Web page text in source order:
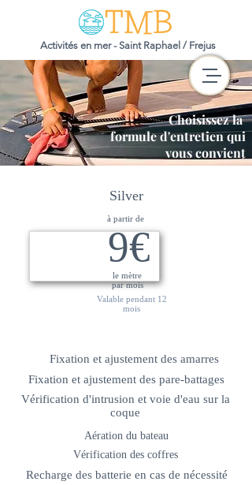
Activités en mer - Saint Raphael / Frejus
Choisissez la
formule d'entretien qui
vous convient
Valable pendant 12
mois
à partir de
le mètre
par mois
9€
Silver
Fixation et ajustement des amarres
Fixation et ajustement des pare-battages
Vérification d'intrusion et voie d'eau sur la
coque
Aération du bateau
Vérification des coffres
Recharge des batterie en cas de nécessité